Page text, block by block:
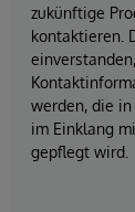
zukünftige
kontaktieren.
werden, die
im Einklang
gepflegt wird.